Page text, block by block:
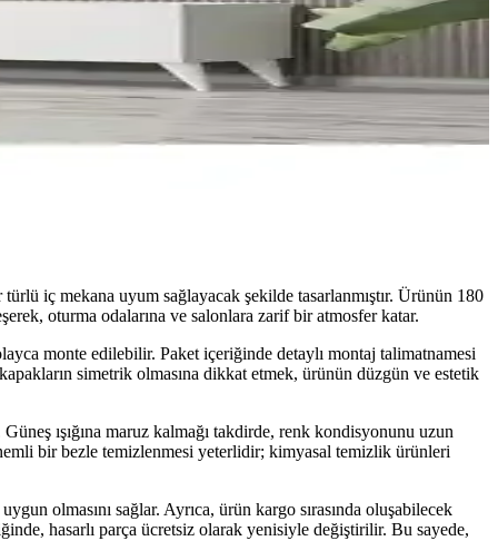
iç mekana uyum sağlayacak şekilde tasarlanmıştır. Ürünün 180
oturma odalarına ve salonlara zarif bir atmosfer katar.
monte edilebilir. Paket içeriğinde detaylı montaj talimatnamesi
simetrik olmasına dikkat etmek, ürünün düzgün ve estetik
ışığına maruz kalmağı takdirde, renk kondisyonunu uzun
bir bezle temizlenmesi yeterlidir; kimyasal temizlik ürünleri
olmasını sağlar. Ayrıca, ürün kargo sırasında oluşabilecek
hasarlı parça ücretsiz olarak yenisiyle değiştirilir. Bu sayede,